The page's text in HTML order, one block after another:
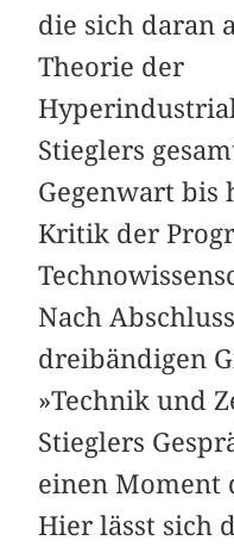
die sich daran
Theorie der
Stieglers
Gegenwart bis
Kritik der
Nach
dreibändigen
»Technik und
Stieglers
einen Moment
Hier lässt sich